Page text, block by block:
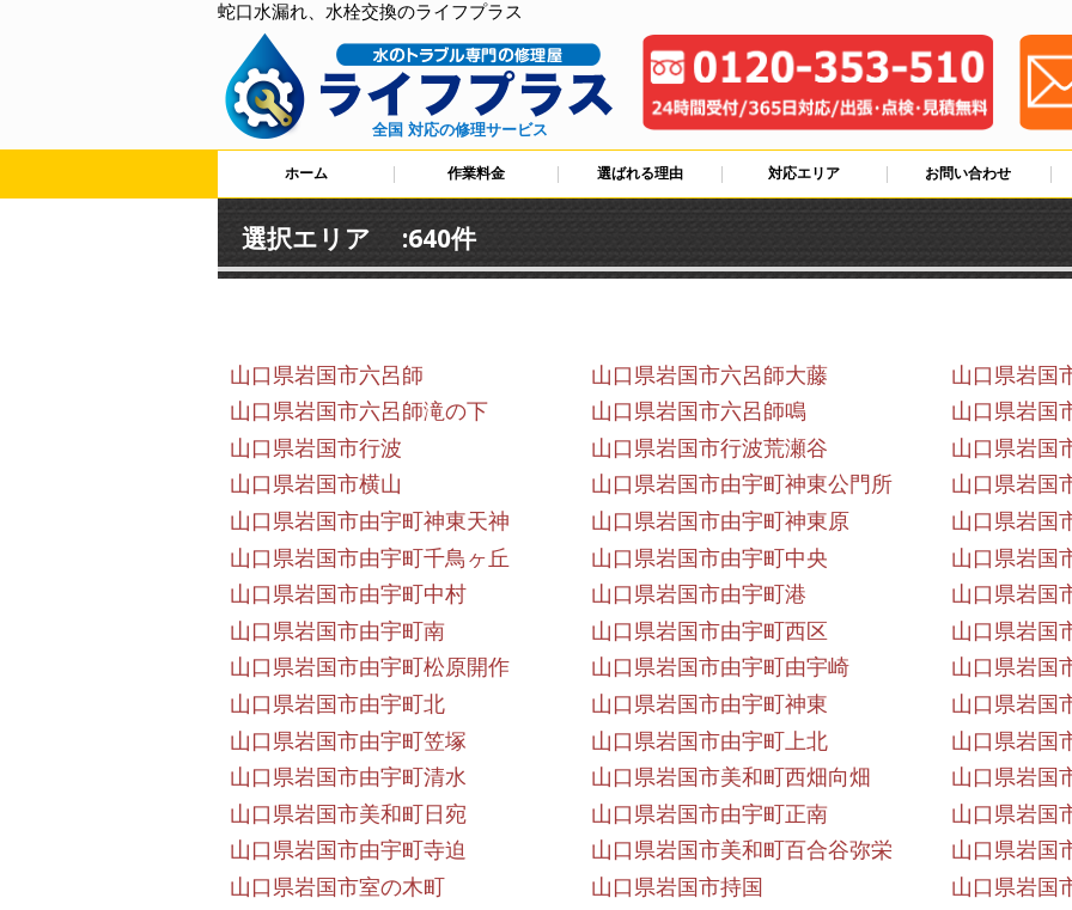
蛇口水漏れ、水栓交換のライフプラス
全国 対応の修理サービス
ホーム 作業料金 選ばれる理由 対応エリア お問い合わせ
選択エリア :640件
山口県岩国市六呂師 山口県岩国市六呂師大藤
山口県岩国
山口県岩国市六呂師滝の下
山口県岩国市六呂師鳴
山口県岩国
山口県岩国市行波
山口県岩国市行波荒瀬谷
山口県岩国
山口県岩国市横山
山口県岩国市由宇町神東公門所
山口県岩国
山口県岩国市由宇町神東天神
山口県岩国市由宇町神東原
山口県岩国
山口県岩国市由宇町千鳥ヶ丘
山口県岩国市由宇町中央
山口県岩国
山口県岩国市由宇町中村
山口県岩国市由宇町港
山口県岩国
山口県岩国市由宇町南
山口県岩国市由宇町西区
山口県岩国
山口県岩国市由宇町松原開作
山口県岩国市由宇町由宇崎
山口県岩国
山口県岩国市由宇町北
山口県岩国市由宇町神東
山口県岩国
山口県岩国市由宇町笠塚
山口県岩国市由宇町上北
山口県岩国
山口県岩国市由宇町清水
山口県岩国市美和町西畑向畑
山口県岩国
山口県岩国市美和町日宛
山口県岩国市由宇町正南
山口県岩国
山口県岩国市由宇町寺迫
山口県岩国市美和町百合谷弥栄
山口県岩国
山口県岩国市室の木町
山口県岩国市持国
山口県岩国